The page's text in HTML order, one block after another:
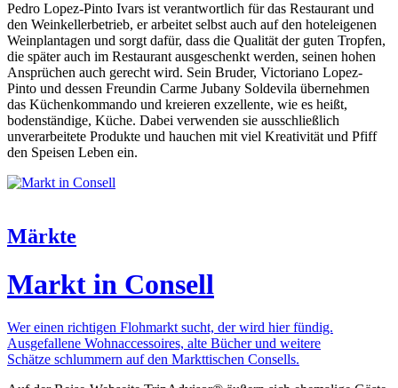
Pedro Lopez-Pinto Ivars ist verantwortlich für das Restaurant und
den Weinkellerbetrieb, er arbeitet selbst auch auf den hoteleigenen
Weinplantagen und sorgt dafür, dass die Qualität der guten Tropfen,
die später auch im Restaurant ausgeschenkt werden, seinen hohen
Ansprüchen auch gerecht wird. Sein Bruder, Victoriano Lopez-
Pinto und dessen Freundin Carme Jubany Soldevila übernehmen
das Küchenkommando und kreieren exzellente, wie es heißt,
bodenständige, Küche. Dabei verwenden sie ausschließlich
unverarbeitete Produkte und hauchen mit viel Kreativität und Pfiff
den Speisen Leben ein.
Märkte
Markt in Consell
Wer einen richtigen Flohmarkt sucht, der wird hier fündig.
Ausgefallene Wohnaccessoires, alte Bücher und weitere
Schätze schlummern auf den Markttischen Consells.